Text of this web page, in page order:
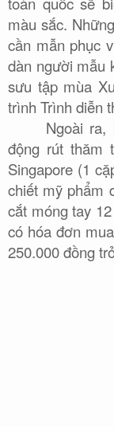
màu sắc.
cần mẫn phục
dàn người mẫu
sưu tập mùa
trình Trình diễn
Ngoài ra,
động rút thăm
Singapore (1
chiết mỹ phẩm
cắt móng tay
có hóa đơn
250.000 đồng